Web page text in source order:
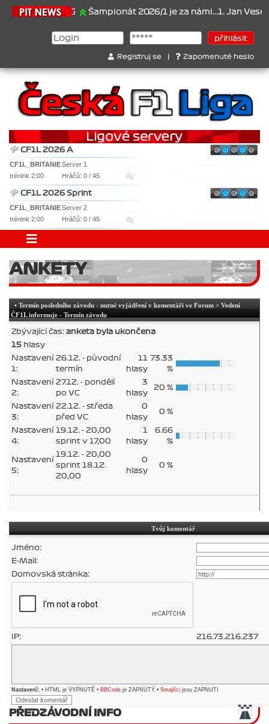
21.6.2026 Šampionát 2026/1 je za námi...1. Jan Veselý
Registruj se Zapomenuté heslo
CF1L 2026 A
CF1L_BRITANIEServer 1
trénink 2:00
Hráčů: 0 / 45
CF1L 2026 Sprint
CF1L_BRITANIEServer 2
trénink 2:00
Hráčů: 0 / 45
ANKETY
• Termín posledního závodu - nutné vyjádření v komentáři ve Forum > Vedení
ČF1L informuje - Termín závodu
Zbývající čas: anketa byla ukončena
15 hlasy
Nastavení
1:
26.12. - původní
termín
11
hlasy
73.33
%
Nastavení
2:
27.12. - pondělí
po VC
3
hlasy
20 %
Nastavení
3:
22.12. - středa
před VC
0
hlasy
0 %
Nastavení
4:
19.12. - 20,00
sprint v 17,00
1
hlasy
6.66
%
Nastavení
5:
19.12. - 20,00
sprint 18.12.
20,00
0
hlasy
0 %
Tvůj komentář
Jméno:
E-Mail:
Domovská stránka:
IP: 216.73.216.237
Nastavení: • HTML je VYPNUTÉ • BBCode je ZAPNUTÝ • Smajlíci jsou ZAPNUTI
PŘEDZÁVODNÍ INFO